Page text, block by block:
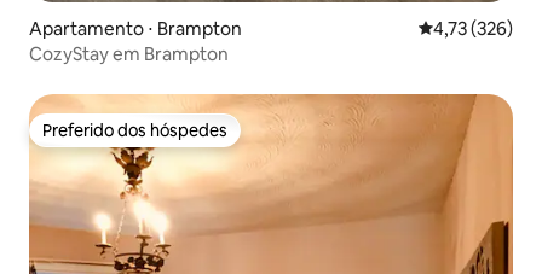
Apartamento ⋅ Brampton 4,73 de uma
4,73 (326)
CozyStay em Brampton
Preferido dos hóspedes
Preferido dos hóspedes